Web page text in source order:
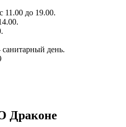
11.00 до 19.00.
санитарный день.
Драконе